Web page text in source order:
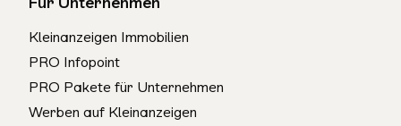
Kleinanzeigen Immobilien
PRO Infopoint
PRO Pakete für Unternehmen
Werben auf Kleinanzeigen